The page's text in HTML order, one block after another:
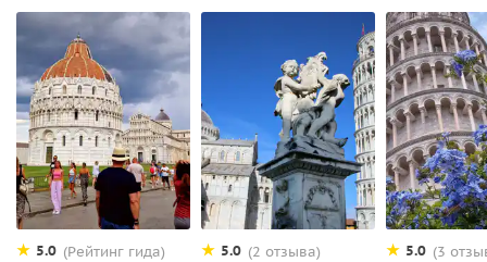
5.0 (Рейтинг гида) 5.0 (2 отзыва) 5.0 (3